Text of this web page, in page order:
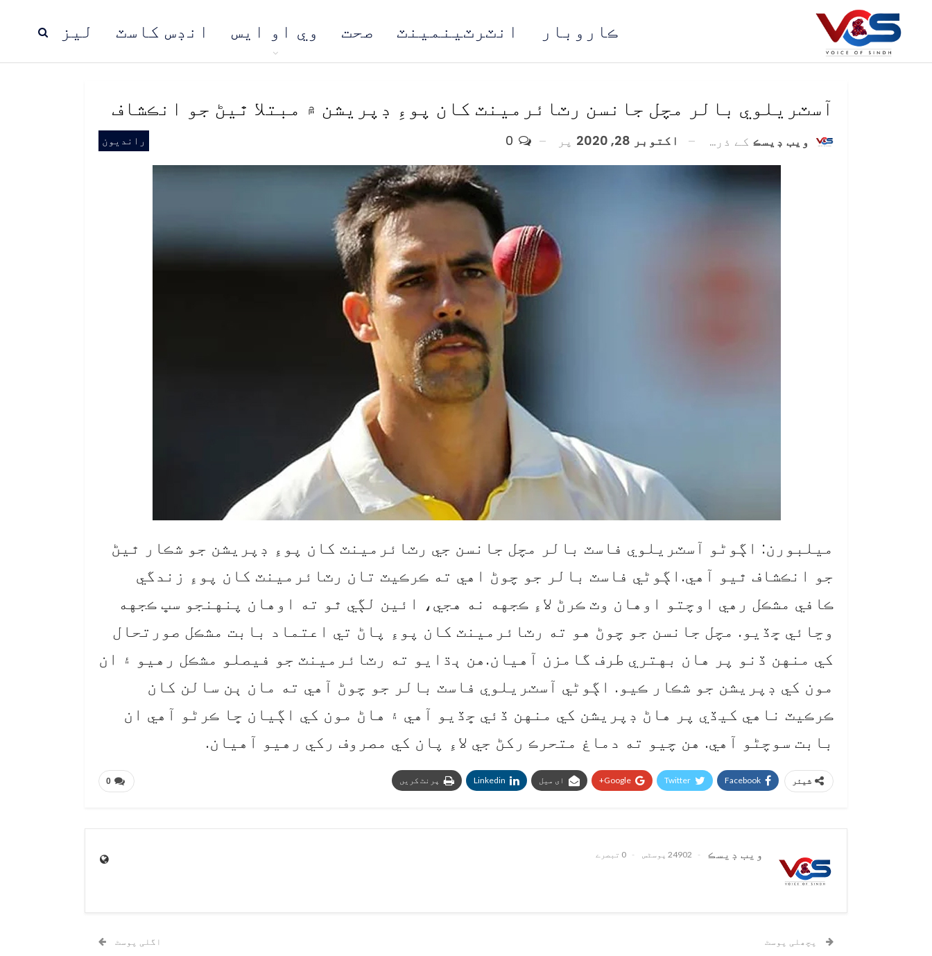
ليز انڊس کاسٽ وي او ايس صحت انٽرٽينمينٽ ڪاروبار
آسٽريلوي بالر مچل جانسن رٽائرمينٽ کان پوءِ ڊپريشن ۾ مبتلا ٿيڻ جو انڪشاف
رانديون ويب ڊيسڪ کے ذریعہ اکتوبر 28, 2020 پر
ميلبورن: اڳوڻو آسٽريلوي فاسٽ بالر مچل جانسن جي رٽائرمينٽ کان پوءِ ڊپريشن جو شڪار ٿيڻ
جو انڪشاف ٿيو آهي.اڳوڻي فاسٽ بالر جو چوڻ اهي ته ڪرڪيٽ تان رٽائرمينٽ کان پوءِ زندگي
ڪافي مشڪل رهي اوچتو اوهان وٽ ڪرڻ لاءِ ڪجهه نه هجي، ائين لڳي ٿو ته اوهان پنهنجو سڀ ڪجهه
وڃائي ڇڏيو. مچل جانسن جو چوڻ هو ته رٽائرمينٽ کان پوءِ پاڻ تي اعتماد بابت مشڪل صورتحال
کي منهن ڏنو پر هان بهتري طرف گامزن آهيان.هن ٻڌايو ته رٽائرمينٽ جو فيصلو مشڪل رهيو ۽ ان
مون کي ڊپريشن جو شڪار ڪيو. اڳوڻي آسٽريلوي فاسٽ بالر جو چوڻ آهي ته مان ٻن سالن کان
ڪرڪيٽ ناهي کيڏي پر هاڻ ڊپريشن کي منهن ڏئي ڇڏيو آهي ۽ هاڻ مون کي اڳيان ڇا ڪرڻو آهي ان
بابت سوچڻو آهي. هن چيو ته دماغ متحرڪ رکڻ جي لاءِ پان کي مصروف رکي رهيو آهيان.
0 شیئر Facebook
Twitter
Google+ ای میل Linkedin پرنٹ کریں
ويب ڊيسڪ 24902 پوسٹس 0 تبصرے
پچھلی پوسٹ اگلی پوسٹ